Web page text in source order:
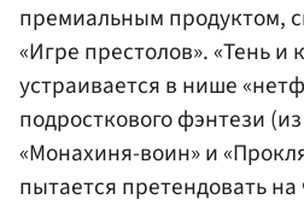
премиальным продуктом,
«Игре престолов». «Тень
устраивается в нише
подросткового фэнтези
«Монахиня-воин» и
пытается претендовать